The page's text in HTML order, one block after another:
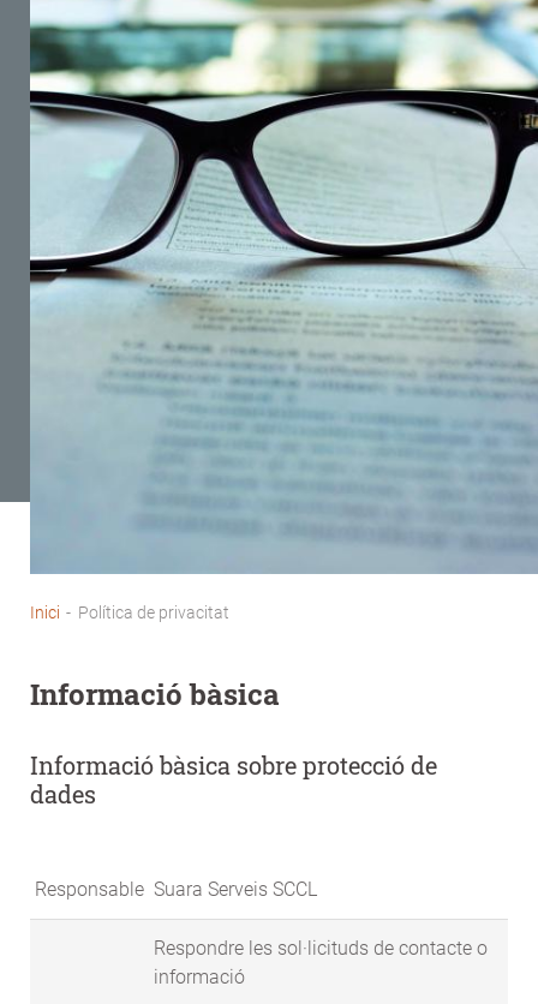
d'Ariadna
Inici - Política de privacitat
Informació bàsica
Informació bàsica sobre protecció de
dades
Responsable Suara Serveis SCCL
Respondre les sol·licituds de contacte o
informació